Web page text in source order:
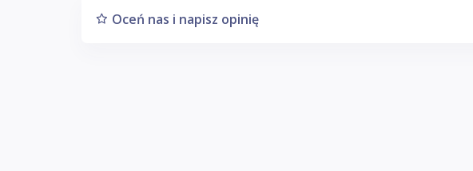
Oceń nas i napisz opinię